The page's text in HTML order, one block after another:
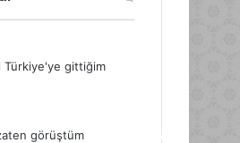
Türkiye'ye gittiğim
görüştüm